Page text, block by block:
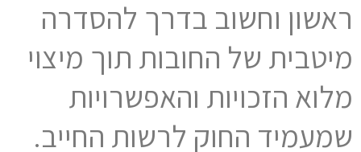
ראשון וחשוב בדרך להסדרה
מיטבית של החובות תוך מיצוי
מלוא הזכויות והאפשרויות
שמעמיד החוק לרשות החייב.